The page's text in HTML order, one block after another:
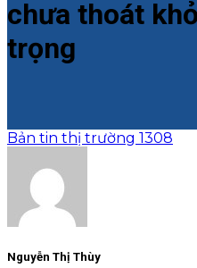
chưa thoát
trọng
Bản tin thị trường 1308
Nguyễn Thị Thùy